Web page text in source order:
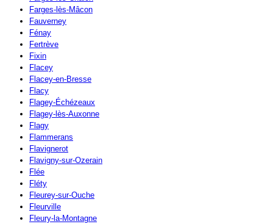
Farges-lès-Mâcon
Fauverney
Fénay
Fertrève
Fixin
Flacey
Flacey-en-Bresse
Flacy
Flagey-Échézeaux
Flagey-lès-Auxonne
Flagy
Flammerans
Flavignerot
Flavigny-sur-Ozerain
Flée
Fléty
Fleurey-sur-Ouche
Fleurville
Fleury-la-Montagne